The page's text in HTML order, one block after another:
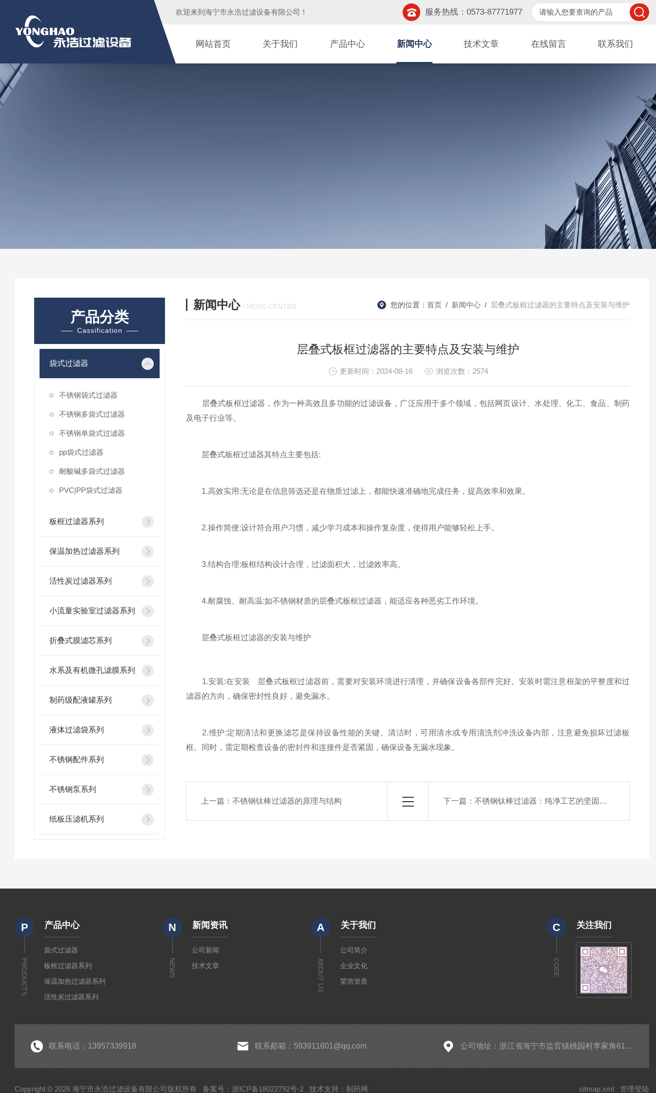
欢迎来到 海宁市永浩过滤设备有限公司 ！ 服务热线：0573-87771977
网站首页 关于我们 产品中心 新闻中心 技术文章 在线留言 联系我们
产品分类
Cassification
袋式过滤器
不锈钢袋式过滤器
不锈钢多袋式过滤器
不锈钢单袋式过滤器
pp袋式过滤器
耐酸碱多袋式过滤器
PVC|PP袋式过滤器
板框过滤器系列
保温加热过滤器系列
活性炭过滤器系列
小流量实验室过滤器系列
折叠式膜滤芯系列
水系及有机微孔滤膜系列
制药级配液罐系列
液体过滤袋系列
不锈钢配件系列
不锈钢泵系列
纸板压滤机系列
新闻中心 / NEWS CENTER 您的位置： 首页 / 新闻中心 / 层叠式板框过滤器的主要特点及安装与维护
层叠式板框过滤器的主要特点及安装与维护
更新时间：2024-08-16 浏览次数：2574
层叠式板框过滤器，作为一种高效且多功能的过滤设备，广泛应用于多个领域，包括网页设计、水处理、化工、食品、制药
及电子行业等。
层叠式板框过滤器其特点主要包括:
1.高效实用:无论是在信息筛选还是在物质过滤上，都能快速准确地完成任务，提高效率和效果。
2.操作简便:设计符合用户习惯，减少学习成本和操作复杂度，使得用户能够轻松上手。
3.结构合理:板框结构设计合理，过滤面积大，过滤效率高。
4.耐腐蚀、耐高温:如不锈钢材质的层叠式板框过滤器，能适应各种恶劣工作环境。
层叠式板框过滤器的安装与维护
1.安装:在安装 层叠式板框过滤器前，需要对安装环境进行清理，并确保设备各部件完好。安装时需注意框架的平整度和过
滤器的方向，确保密封性良好，避免漏水。
2.维护:定期清洁和更换滤芯是保持设备性能的关键。清洁时，可用清水或专用清洗剂冲洗设备内部，注意避免损坏过滤板
框。同时，需定期检查设备的密封件和连接件是否紧固，确保设备无漏水现象。
上一篇：不锈钢钛棒过滤器的原理与结构 下一篇： 不锈钢钛棒过滤器：纯净工艺的坚固卫士
P
PRODUCTS
产品中心
袋式过滤器
板框过滤器系列
保温加热过滤器系列
活性炭过滤器系列
水系及有机微孔滤膜系列
不锈钢配件系列
N
NEWS
新闻资讯
公司新闻
技术文章
A
ABOUT US
关于我们
公司简介
企业文化
荣营资质
C
CODE
关注我们
联系电话：13957339918 联系邮箱：593911601@qq.com 公司地址：浙江省海宁市盐官镇桃园村李家角61号（桃园桥南侧）
Copyright © 2026 海宁市永浩过滤设备有限公司版权所有 备案号：浙ICP备18022792号-2 技术支持： 制药网 sitmap.xml 管理登陆